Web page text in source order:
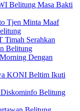
Belitung Masa Bakti
Tjen Minta Maaf
Timah Serahkan
Belitung
Dengan
KONI Beltim Ikuti
Belitung